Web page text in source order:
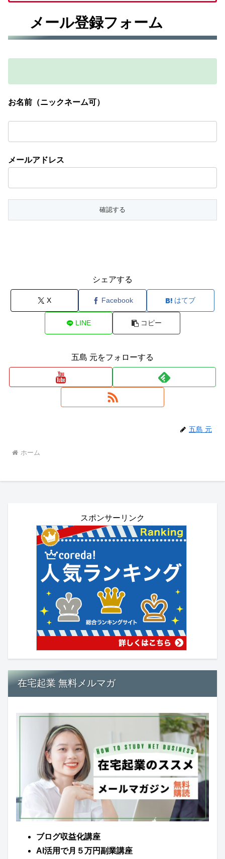
メール登録フォーム
お名前（ニックネーム可）
メールアドレス
シェアする
X Facebook はてブ
LINE コピー
五島 元をフォローする
五島 元
ホーム
スポンサーリンク
在宅起業 無料メルマガ
ブログ収益化講座
AI活用で月５万円副業講座